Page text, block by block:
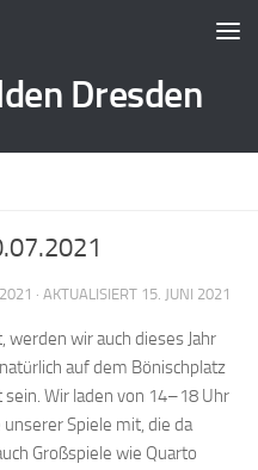
Dresden
· AKTUALISIERT 15. JUNI 2021
wir auch dieses Jahr
auf dem Bönischplatz
Wir laden von 14–18 Uhr
Spiele mit, die da
Großspiele wie Quarto